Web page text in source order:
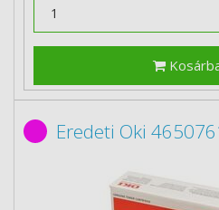
Eredeti Oki